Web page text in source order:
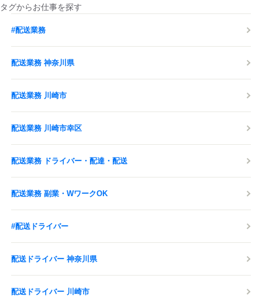
スピーディーに行います。
※各制度に規定あり
基本的には最後に一度、東京都内にお越しいただきます。
ただ事情がある方には他の対応も可能ですので、
ご相談ください！
（移動にかかる費用に問題がある方もご相談ください！）
タグからお仕事を探す
#配送業務
配送業務 神奈川県
配送業務 川崎市
配送業務 川崎市幸区
配送業務 ドライバー・配達・配送
配送業務 副業・WワークOK
#配送ドライバー
配送ドライバー 神奈川県
配送ドライバー 川崎市